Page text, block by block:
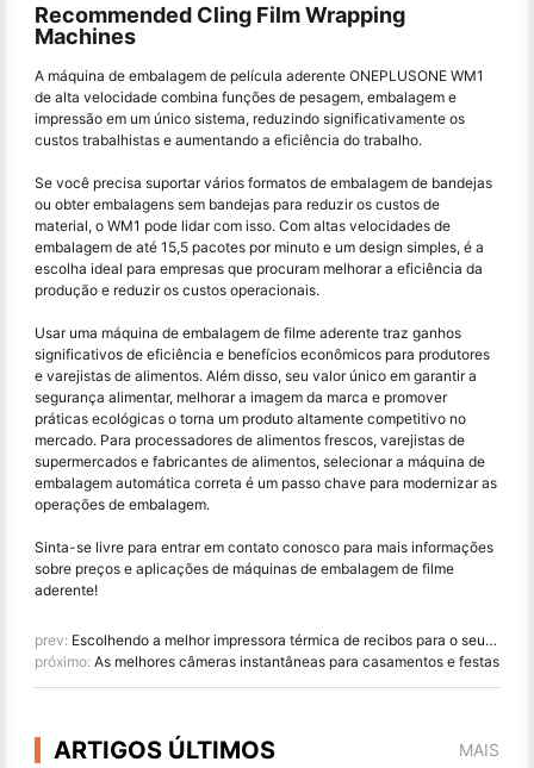
Recommended Cling Film Wrapping
Machines
A máquina de embalagem de película aderente ONEPLUSONE WM1
de alta velocidade combina funções de pesagem, embalagem e
impressão em um único sistema, reduzindo significativamente os
custos trabalhistas e aumentando a eficiência do trabalho.
Se você precisa suportar vários formatos de embalagem de bandejas
ou obter embalagens sem bandejas para reduzir os custos de
material, o WM1 pode lidar com isso. Com altas velocidades de
embalagem de até 15,5 pacotes por minuto e um design simples, é a
escolha ideal para empresas que procuram melhorar a eficiência da
produção e reduzir os custos operacionais.
Usar uma máquina de embalagem de filme aderente traz ganhos
significativos de eficiência e benefícios econômicos para produtores
e varejistas de alimentos. Além disso, seu valor único em garantir a
segurança alimentar, melhorar a imagem da marca e promover
práticas ecológicas o torna um produto altamente competitivo no
mercado. Para processadores de alimentos frescos, varejistas de
supermercados e fabricantes de alimentos, selecionar a máquina de
embalagem automática correta é um passo chave para modernizar as
operações de embalagem.
Sinta-se livre para entrar em contato conosco para mais informações
sobre preços e aplicações de máquinas de embalagem de filme
aderente!
prev: Escolhendo a melhor impressora térmica de recibos para o seu sistema POS Mac: principais características e guia de configuração
próximo: As melhores câmeras instantâneas para casamentos e festas
ARTIGOS ÚLTIMOS MAIS